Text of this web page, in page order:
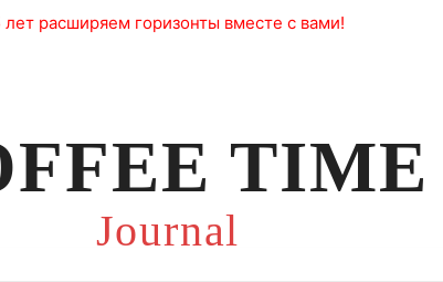
лет расширяем горизонты вместе с вами!
TIME
Journal